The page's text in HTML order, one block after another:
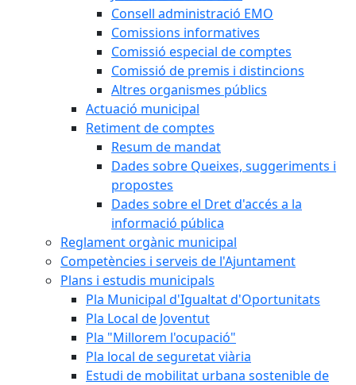
Consell administració EMO
Comissions informatives
Comissió especial de comptes
Comissió de premis i distincions
Altres organismes públics
Actuació municipal
Retiment de comptes
Resum de mandat
Dades sobre Queixes, suggeriments i
propostes
Dades sobre el Dret d'accés a la
informació pública
Reglament orgànic municipal
Competències i serveis de l'Ajuntament
Plans i estudis municipals
Pla Municipal d'Igualtat d'Oportunitats
Pla Local de Joventut
Pla "Millorem l'ocupació"
Pla local de seguretat viària
Estudi de mobilitat urbana sostenible de